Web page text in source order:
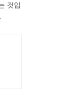
것입